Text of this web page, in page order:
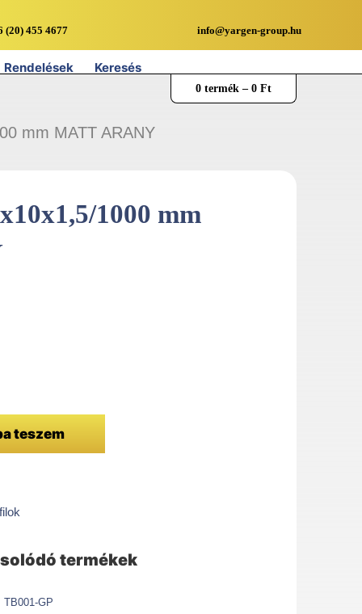
(20) 455 4677 info@yargen-group.hu
Rendelések Keresés
0 termék –0Ft
mm MATT ARANY
1000 mm
teszem
termékek
TB001-GP